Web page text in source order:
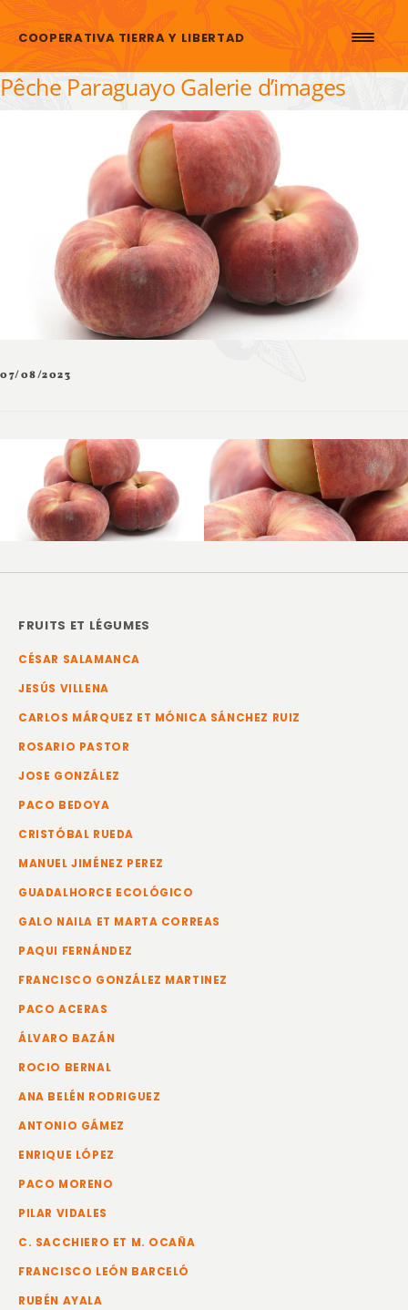
COOPERATIVA TIERRA Y LIBERTAD
Pêche Paraguayo Galerie d’images
07/08/2023
FRUITS ET LÉGUMES
CÉSAR SALAMANCA
JESÚS VILLENA
CARLOS MÁRQUEZ ET MÓNICA SÁNCHEZ RUIZ
ROSARIO PASTOR
JOSE GONZÁLEZ
PACO BEDOYA
CRISTÓBAL RUEDA
MANUEL JIMÉNEZ PEREZ
GUADALHORCE ECOLÓGICO
GALO NAILA ET MARTA CORREAS
PAQUI FERNÁNDEZ
FRANCISCO GONZÁLEZ MARTINEZ
PACO ACERAS
ÁLVARO BAZÁN
ROCIO BERNAL
ANA BELÉN RODRIGUEZ
ANTONIO GÁMEZ
ENRIQUE LÓPEZ
PACO MORENO
PILAR VIDALES
C. SACCHIERO ET M. OCAÑA
FRANCISCO LEÓN BARCELÓ
RUBÉN AYALA